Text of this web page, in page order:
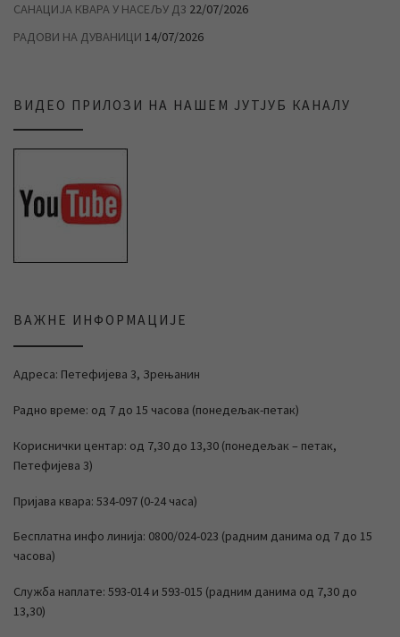
САНАЦИЈА КВАРА У НАСЕЉУ Д3 22/07/2026
РАДОВИ НА ДУВАНИЦИ 14/07/2026
ВИДЕО ПРИЛОЗИ НА НАШЕМ ЈУТЈУБ КАНАЛУ
ВАЖНЕ ИНФОРМАЦИЈЕ
Адреса: Петефијева 3, Зрењанин
Радно време: од 7 до 15 часова (понедељак-петак)
Кориснички центар: од 7,30 до 13,30 (понедељак – петак,
Петефијева 3)
Пријава квара: 534-097 (0-24 часа)
Бесплатна инфо линија: 0800/024-023 (радним данима од 7 до 15
часова)
Служба наплате: 593-014 и 593-015 (радним данима од 7,30 до
13,30)